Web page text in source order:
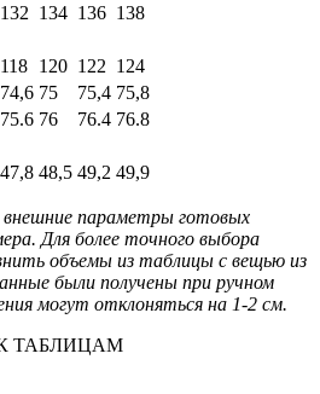
132 134 136 138
118 120 122 124
74,6 75 75,4 75,8
75.6 76 76.4 76.8
47,8 48,5 49,2 49,9
параметры готовых
Для более точного выбора
объемы из таблицы с вещью из
были получены при ручном
могут отклоняться на 1-2 см.
ТАБЛИЦАМ